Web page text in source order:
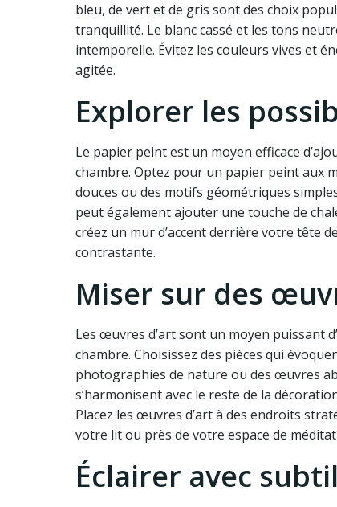
bleu, de vert et de gris sont des choix
tranquillité. Le blanc cassé et les tons
intemporelle. Évitez les couleurs vives et
agitée.
Explorer les
Le papier peint est un moyen efficace
chambre. Optez pour un papier peint aux
douces ou des motifs géométriques
peut également ajouter une touche de
créez un mur d’accent derrière votre tête
contrastante.
Miser sur des
Les œuvres d’art sont un moyen puissant
chambre. Choisissez des pièces qui
photographies de nature ou des œuvres
s’harmonisent avec le reste de la
Placez les œuvres d’art à des endroits
votre lit ou près de votre espace de
Éclairer avec